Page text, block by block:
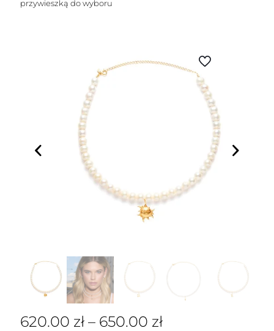
przywieszką do wyboru
620.00 zł – 650.00 zł